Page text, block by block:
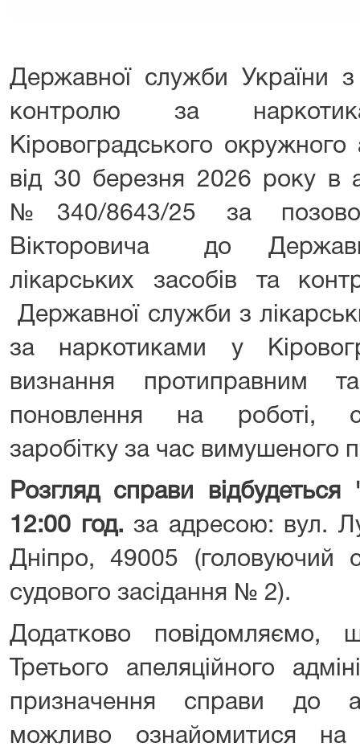
Державної служби України з
контролю за
Кіровоградського окружного
від 30 березня 2026 року в
№340/8643/25 за
Вікторовича до
лікарських засобів та
Державної служби з
за наркотиками у
визнання протиправним
поновлення на роботі,
заробітку за час вимушеного
Розгляд справи
12:00 год. за адресою: вул.
Дніпро, 49005 (головуючий
судового засідання № 2).
Додатково повідомляємо,
Третього апеляційного
призначення справи до
можливо ознайомитися на